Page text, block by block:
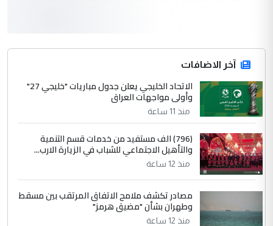
جنسية الرافد الثالث للعراق ومن اصول عريقة
ابا فرات ...
الموضوع :
الجواهري يرد على صدام حسين سل
مضجعيك يابن الزنا (نص كامل)
سردار
التعليق : واحد من عصابة علي ماما يسقط
جنسية الرافد الثالث للعراق ومن اصول عريقة
ابا فرات ...
الجواهري يرد على صدام حسين سل
مضجعيك يابن الزنا (نص كامل)
آخر الاضافات
الاتحاد الخليجي يعلن جدول مباريات "خليجي 27"
وأولى مواجهات العراق
منذ 11 ساعة
(796) الف مستفيد من خدمات قسم التنمية
والتأهيل الاجتماعي للشباب في الزيارة الارب...
منذ 12 ساعة
مصادر تكشف ملامح الاتفاق المرتقب بين مسقط
وطهران بشأن "مضيق هرمز"
منذ 12 ساعة